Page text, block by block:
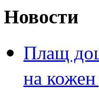
Новости
Плащ
на